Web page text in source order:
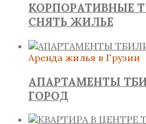
КОРПОРАТИВНЫЕ
СНЯТЬ ЖИЛЬЕ
Аренда жилья в Грузии
АПАРТАМЕНТЫ
ГОРОД